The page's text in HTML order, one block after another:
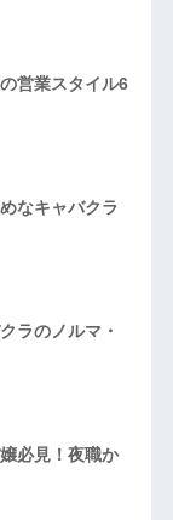
営業スタイル6
なキャバクラ
ラのノルマ・
必見！夜職か